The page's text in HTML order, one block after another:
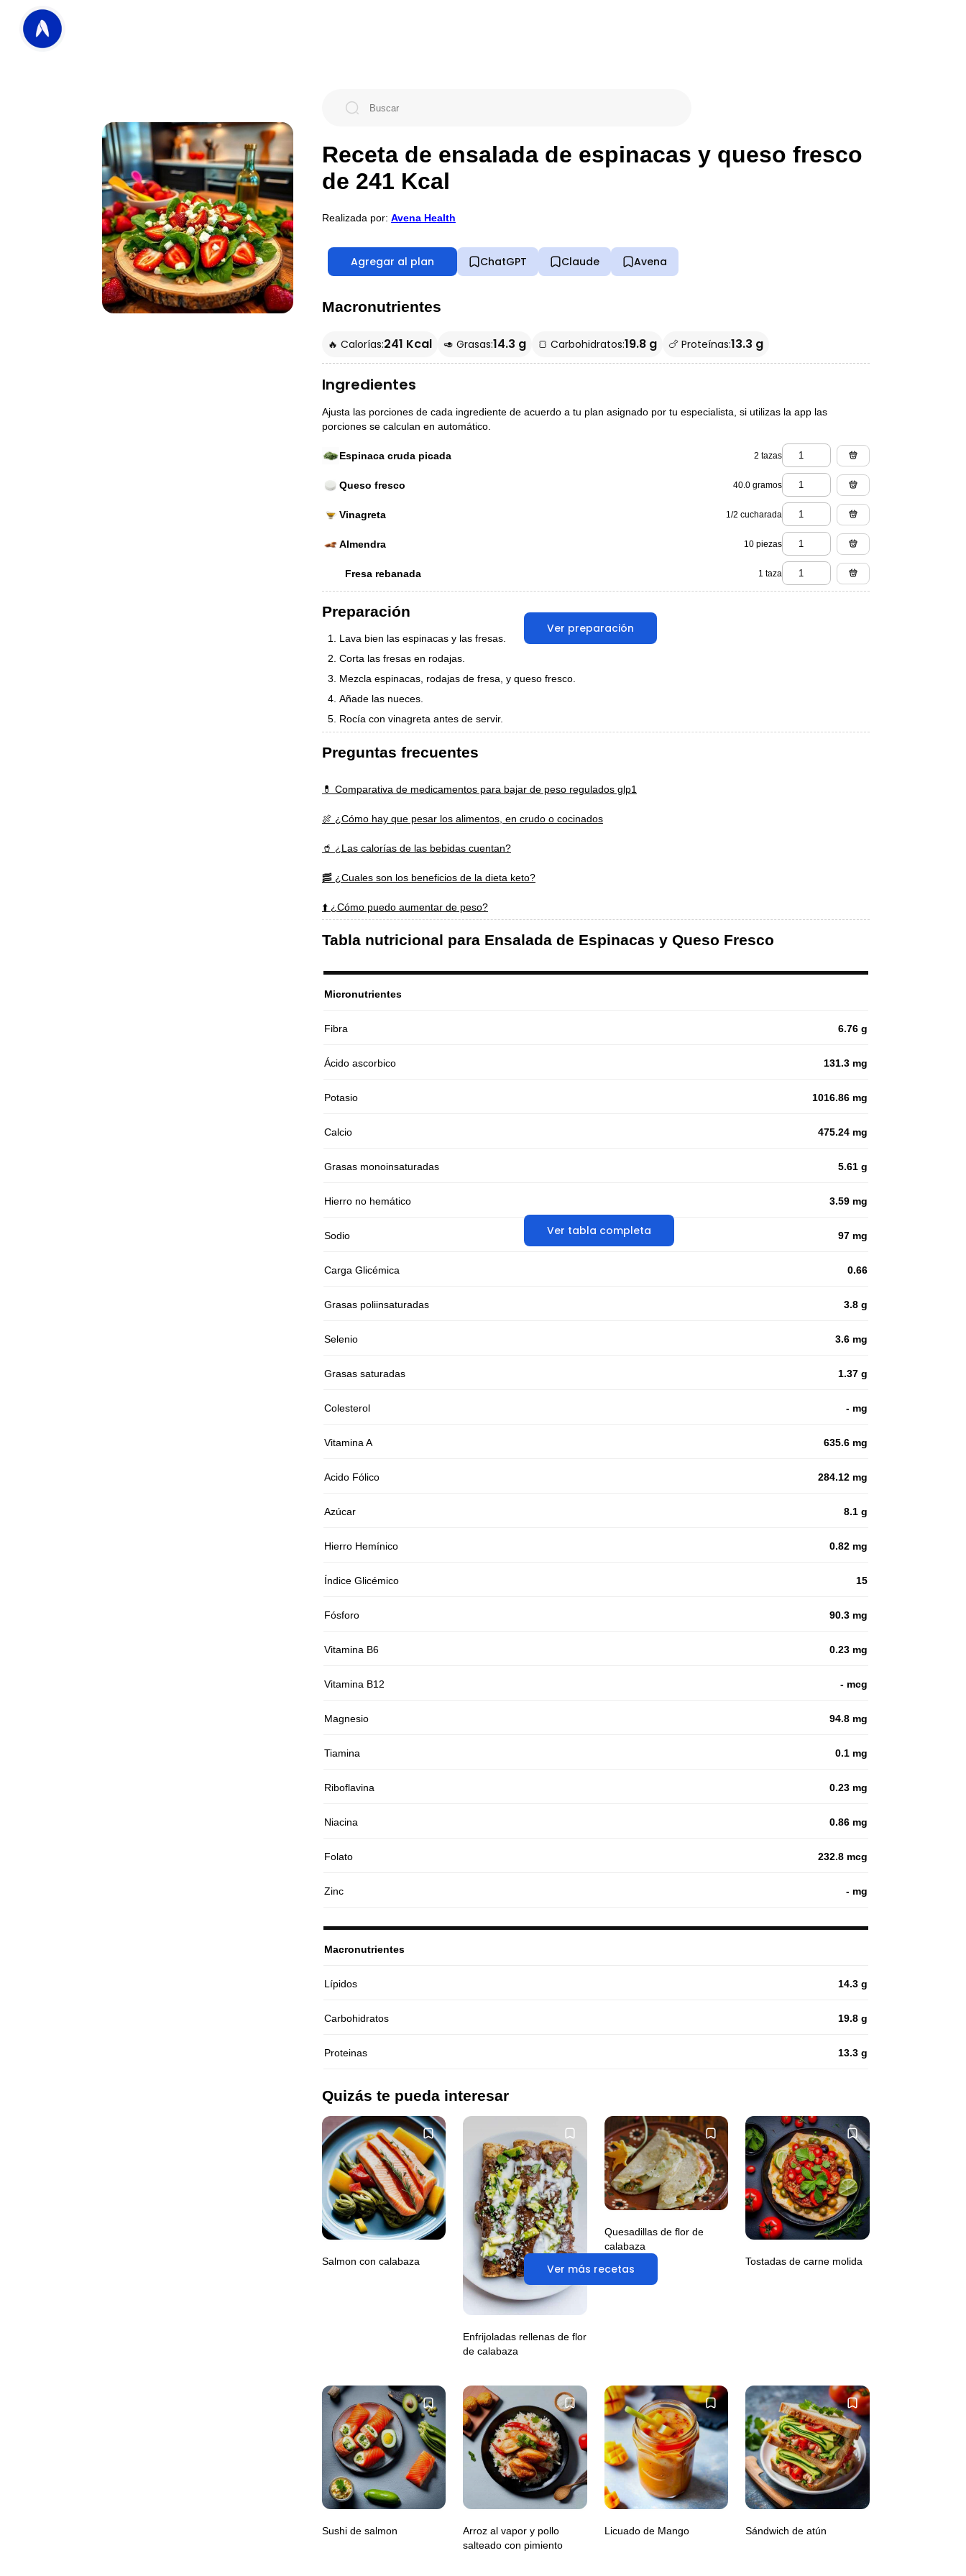
Receta de ensalada de espinacas y queso fresco
de 241 Kcal
Realizada por: Avena Health
Agregar al plan ChatGPT Claude Avena
Macronutrientes
🔥 Calorías:241 Kcal 🥑 Grasas:14.3 g 🍞 Carbohidratos:19.8 g 🍗 Proteínas:13.3 g
Ingredientes
Ajusta las porciones de cada ingrediente de acuerdo a tu plan asignado por tu especialista, si utilizas la app las
porciones se calculan en automático.
Espinaca cruda picada 2 tazas
Queso fresco 40.0 gramos
Vinagreta 1/2 cucharada
Almendra 10 piezas
Fresa rebanada 1 taza
Ver preparación
Preparación
Lava bien las espinacas y las fresas.
Corta las fresas en rodajas.
Mezcla espinacas, rodajas de fresa, y queso fresco.
Añade las nueces.
Rocía con vinagreta antes de servir.
Preguntas frecuentes
💊 Comparativa de medicamentos para bajar de peso regulados glp1
🍖 ¿Cómo hay que pesar los alimentos, en crudo o cocinados
🥤 ¿Las calorías de las bebidas cuentan?
🥓 ¿Cuales son los beneficios de la dieta keto?
⬆️ ¿Cómo puedo aumentar de peso?
Tabla nutricional para Ensalada de Espinacas y Queso Fresco
Ver tabla completa
Micronutrientes
Fibra 6.76 g
Ácido ascorbico 131.3 mg
Potasio 1016.86 mg
Calcio 475.24 mg
Grasas monoinsaturadas 5.61 g
Hierro no hemático 3.59 mg
Sodio 97 mg
Carga Glicémica 0.66
Grasas poliinsaturadas 3.8 g
Selenio 3.6 mg
Grasas saturadas 1.37 g
Colesterol - mg
Vitamina A 635.6 mg
Acido Fólico 284.12 mg
Azúcar 8.1 g
Hierro Hemínico 0.82 mg
Índice Glicémico 15
Fósforo 90.3 mg
Vitamina B6 0.23 mg
Vitamina B12 - mcg
Magnesio 94.8 mg
Tiamina 0.1 mg
Riboflavina 0.23 mg
Niacina 0.86 mg
Folato 232.8 mcg
Zinc - mg
Macronutrientes
Lípidos 14.3 g
Carbohidratos 19.8 g
Proteinas 13.3 g
Quizás te pueda interesar
Ver más recetas
Salmon con calabaza
Enfrijoladas rellenas de flor
de calabaza
Quesadillas de flor de
calabaza
Tostadas de carne molida
Sushi de salmon
Arroz al vapor y pollo
salteado con pimiento
Licuado de Mango Sándwich de atún